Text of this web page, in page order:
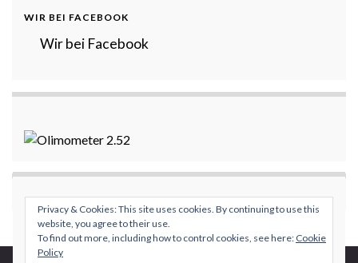
WIR BEI FACEBOOK
Wir bei Facebook
Privacy & Cookies: This site uses cookies. By continuing to use this
website, you agree to their use.
To find out more, including how to control cookies, see here: Cookie
Policy